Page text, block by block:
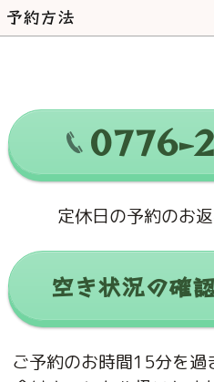
予約方法
0776-
定休日の予約のお
空き状況の確
ご予約のお時間15分を